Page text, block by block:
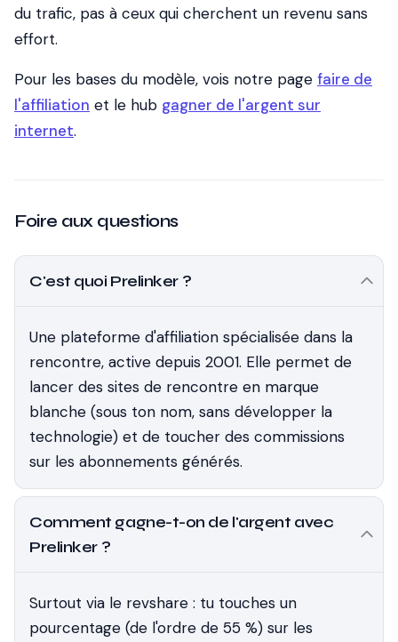
du trafic, pas à ceux qui cherchent un revenu sans
effort.
Pour les bases du modèle, vois notre page faire de
l'affiliation et le hub gagner de l'argent sur
internet.
Foire aux questions
C'est quoi Prelinker ?
Une plateforme d'affiliation spécialisée dans la
rencontre, active depuis 2001. Elle permet de
lancer des sites de rencontre en marque
blanche (sous ton nom, sans développer la
technologie) et de toucher des commissions
sur les abonnements générés.
Comment gagne-t-on de l'argent avec
Prelinker ?
Surtout via le revshare : tu touches un
pourcentage (de l'ordre de 55 %) sur les